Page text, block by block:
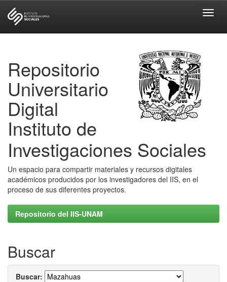
Repositorio
Universitario
Digital
Instituto de
Investigaciones Sociales
Un espacio para compartir materiales y recursos digitales
académicos producidos por los investigadores del IIS, en el
proceso de sus diferentes proyectos.
Repositorio del IIS-UNAM
Buscar
Buscar: